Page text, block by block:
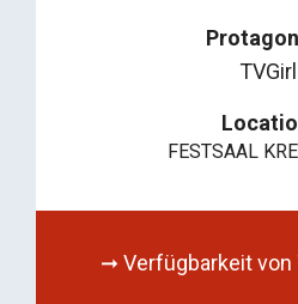
TVGirl
FESTSAAL
➞ Verfügbarkeit